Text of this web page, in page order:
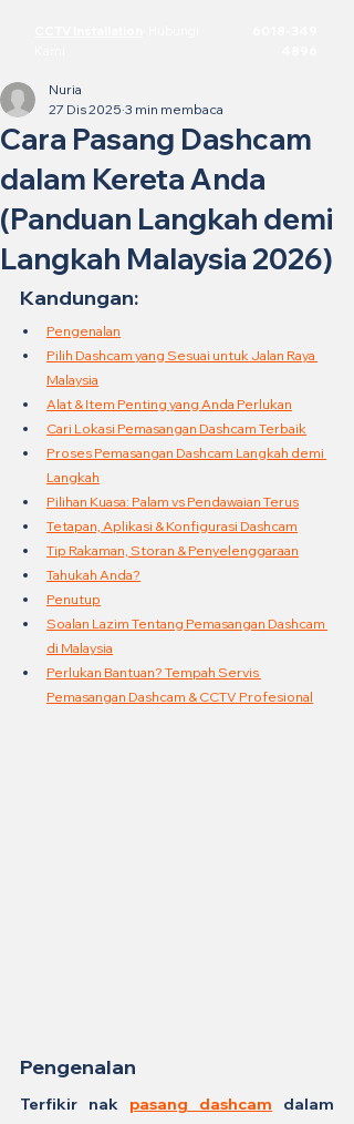
Cara Pasang Dashcam
dalam Kereta Anda
(Panduan Langkah demi
Langkah Malaysia 2026)
Nuria
27 Dis 2025 3 min membaca
Kandungan:
Pengenalan
Pilih Dashcam yang Sesuai untuk Jalan Raya
Malaysia
Alat & Item Penting yang Anda Perlukan
Cari Lokasi Pemasangan Dashcam Terbaik
Proses Pemasangan Dashcam Langkah demi
Langkah
Pilihan Kuasa: Palam vs Pendawaian Terus
Tetapan, Aplikasi & Konfigurasi Dashcam
Tip Rakaman, Storan & Penyelenggaraan
Tahukah Anda?
Penutup
Soalan Lazim Tentang Pemasangan Dashcam
di Malaysia
Perlukan Bantuan? Tempah Servis
Pemasangan Dashcam & CCTV Profesional
Pengenalan
Terfikir nak pasang dashcam dalam